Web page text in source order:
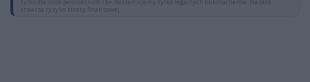
stwarza ryzyko straty finansowej.